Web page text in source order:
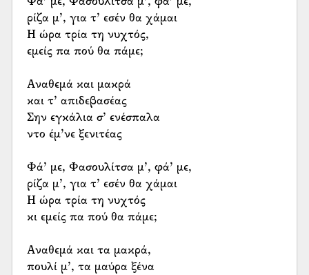
Φά’ με, Φασουλίτσα μ’, φά’ με,
ρίζα μ’, για τ’ εσέν θα χάμαι
Η ώρα τρία τη νυχτός,
εμείς πα πού θα πάμε;
Αναθεμά και μακρά
και τ’ απιδεβασέας
Σην εγκάλια σ’ ενέσπαλα
ντο έμ’νε ξενιτέας
Φά’ με, Φασουλίτσα μ’, φά’ με,
ρίζα μ’, για τ’ εσέν θα χάμαι
Η ώρα τρία τη νυχτός
κι εμείς πα πού θα πάμε;
Αναθεμά και τα μακρά,
πουλί μ’, τα μαύρα ξένα